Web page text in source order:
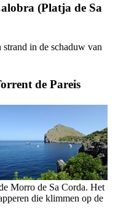
(Platja de Sa
strand in de schaduw van
de Pareis
Morro de Sa Corda. Het
die klimmen op de